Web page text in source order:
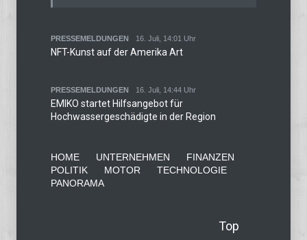
PRESSEMELDUNGEN 16. Juli, 14:01 Uhr
NFT-Kunst auf der Amerika Art
PRESSEMELDUNGEN 16. Juli, 14:44 Uhr
EMIKO startet Hilfsangebot für
Hochwassergeschädigte in der Region
HOME UNTERNEHMEN
FINANZEN
POLITIK
MOTOR
TECHNOLOGIE
PANORAMA
Top